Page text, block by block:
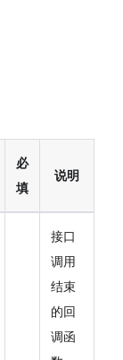
必
填
说明
接口
调用
结束
的回
调函